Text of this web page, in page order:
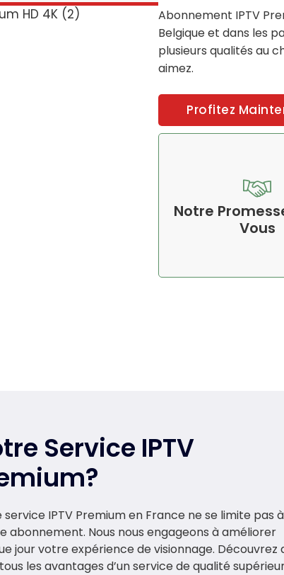
Abonnement IPTV
Belgique et dans les
plusieurs qualités au
aimez.
Profitez
Notre
Vous
Service IPTV
service IPTV Premium en France ne se limite pas
abonnement. Nous nous engageons à améliorer
jour votre expérience de visionnage. Découvrez
les avantages d’un service de qualité